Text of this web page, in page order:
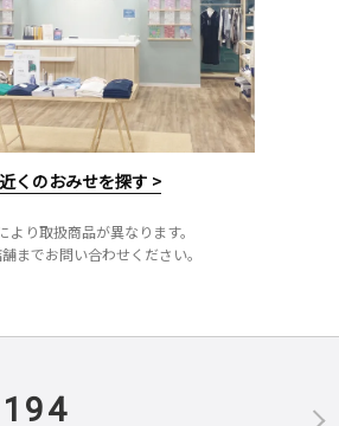
くのおみせを探す >
より取扱商品が異なります。
までお問い合わせください。